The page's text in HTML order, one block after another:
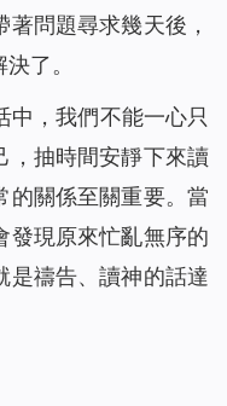
問題尋求幾天後，
了。
中，我們不能一心只
，抽時間安靜下來讀
的關係至關重要。當
發現原來忙亂無序的
是禱告、讀神的話達